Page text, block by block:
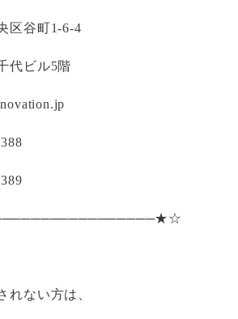
区谷町1-6-4
ビル5階
れない方は、